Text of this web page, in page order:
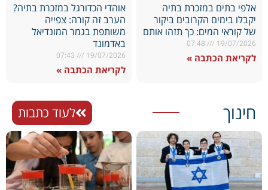
אלפי בתים במזכרת בתיה
יקבלו בימים הקרובים ביקור
של קוראי המים: כך תזהו אותם
19/07/2026
לקריאת הכתבה »
אוהדי הכדורגל במזכרת בתיה?
הערב זה קורה: צפייה
משותפת בגמר המונדיאל
באדמונד
19/07/2026
לקריאת הכתבה »
חינוך לעוד כתבות